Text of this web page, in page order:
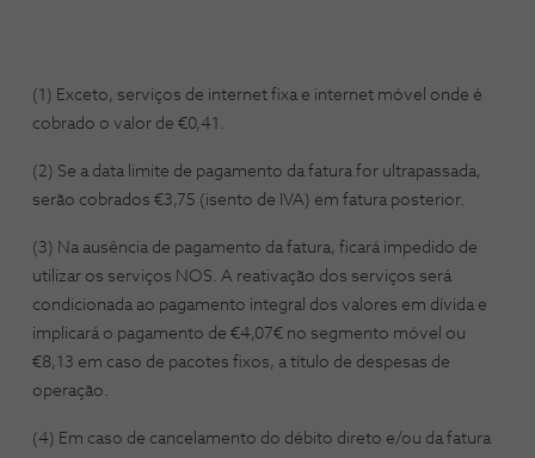
(1) Exceto, serviços de internet fixa e internet móvel onde é
cobrado o valor de €0,41.
(2) Se a data limite de pagamento da fatura for ultrapassada,
serão cobrados €3,75 (isento de IVA) em fatura posterior.
(3) Na ausência de pagamento da fatura, ficará impedido de
utilizar os serviços NOS. A reativação dos serviços será
condicionada ao pagamento integral dos valores em dívida e
implicará o pagamento de €4,07€ no segmento móvel ou
€8,13 em caso de pacotes fixos, a título de despesas de
operação.
(4) Em caso de cancelamento do débito direto e/ou da fatura